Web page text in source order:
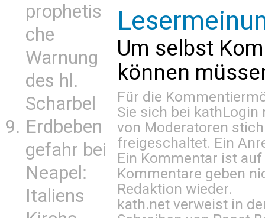
prophetis
che
Warnung
des hl.
Scharbel
Erdbeben
gefahr bei
Neapel:
Italiens
Um selbst
können
Für die
Sie sich bei kathLogin
von Moderatoren
freigeschaltet. Ein
Ein Kommentar ist
Kommentare geben
Redaktion wieder.
kath.net verweist in